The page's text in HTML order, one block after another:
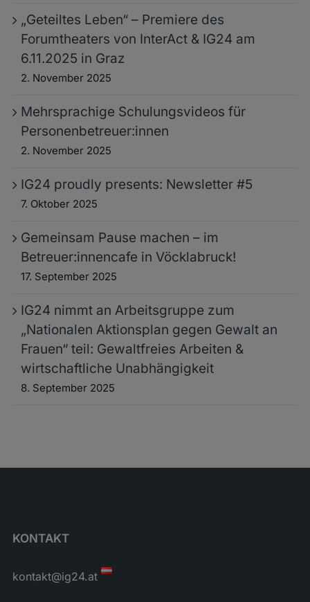
„Geteiltes Leben“ – Premiere des
Forumtheaters von InterAct & IG24 am
6.11.2025 in Graz
2. November 2025
Mehrsprachige Schulungsvideos für
Personenbetreuer:innen
2. November 2025
IG24 proudly presents: Newsletter #5
7. Oktober 2025
Gemeinsam Pause machen – im
Betreuer:innencafe in Vöcklabruck!
17. September 2025
IG24 nimmt an Arbeitsgruppe zum
„Nationalen Aktionsplan gegen Gewalt an
Frauen“ teil: Gewaltfreies Arbeiten &
wirtschaftliche Unabhängigkeit
8. September 2025
KONTAKT
kontakt@ig24.at